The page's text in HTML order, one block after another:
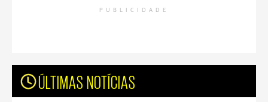
PUBLICIDADE
ÚLTIMAS NOTÍCIAS